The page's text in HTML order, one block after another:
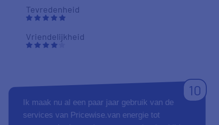
Tevredenheid
Vriendelijkheid
10
Ik maak nu al een paar jaar gebruik van de
services van Pricewise.van energie tot